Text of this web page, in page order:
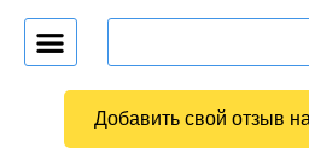
Добавить свой отзыв